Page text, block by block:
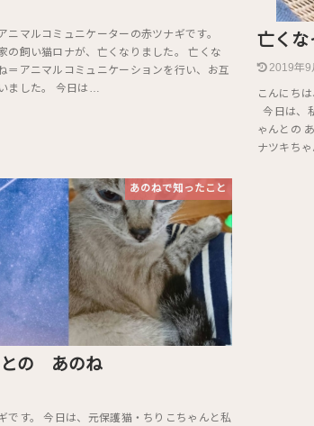
ニマルコミュニケーターの赤ツナギです。
飼い猫ロナが、亡くなりました。 亡くな
＝アニマルコミュニケーションを行い、お互
ました。 今日は…
亡く
2019年9
こんにち
今日は、
ゃんとの
ナツキち
あのねで知ったこと
との あのね
です。 今日は、元保護猫・ちりこちゃんと私